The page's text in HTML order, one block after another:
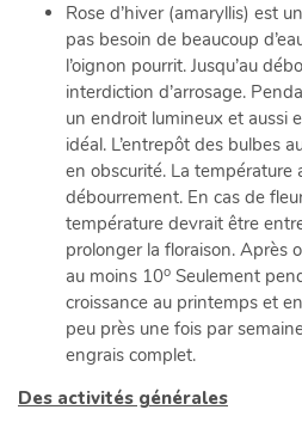
Rose d’hiver (amaryllis) est
pas besoin de beaucoup
l’oignon pourrit. Jusqu’au
interdiction d’arrosage.
un endroit lumineux et aussi
idéal. L’entrepôt des bulbes
en obscurité. La température
débourrement. En cas de
température devrait être
prolonger la floraison. Après
au moins 10o Seulement
croissance au printemps et
peu près une fois par
engrais complet.
Des activités générales